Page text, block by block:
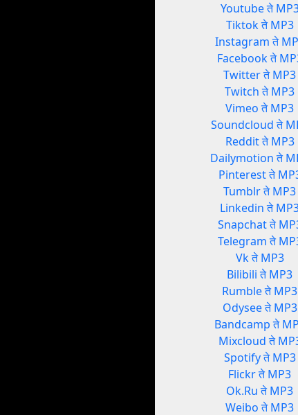
Youtube ते
Tiktok ते MP3
Instagram ते
Facebook ते
Twitter ते MP3
Twitch ते MP3
Vimeo ते MP3
Soundcloud ते
Reddit ते MP3
Dailymotion ते
Pinterest ते
Tumblr ते MP3
Linkedin ते
Snapchat ते
Telegram ते
Vk ते MP3
Bilibili ते MP3
Rumble ते MP3
Odysee ते MP3
Bandcamp ते
Mixcloud ते
Spotify ते MP3
Flickr ते MP3
Ok.Ru ते MP3
Weibo ते MP3